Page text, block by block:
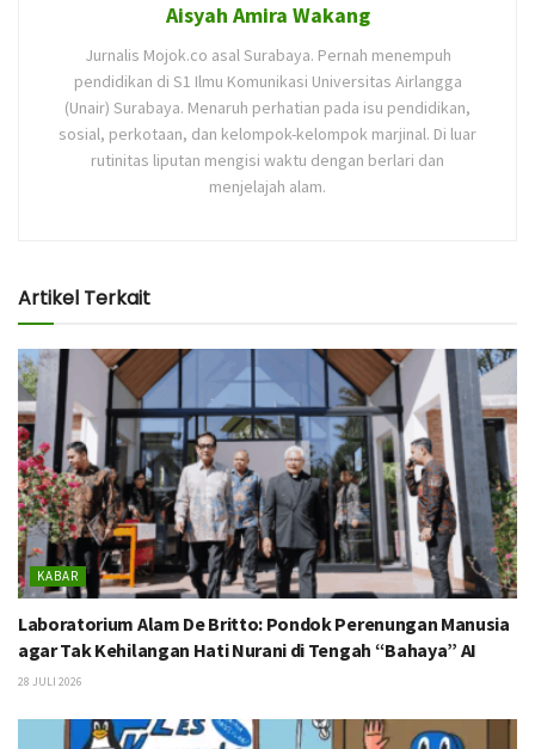
Aisyah Amira Wakang
Jurnalis Mojok.co asal Surabaya. Pernah menempuh
pendidikan di S1 Ilmu Komunikasi Universitas Airlangga
(Unair) Surabaya. Menaruh perhatian pada isu pendidikan,
sosial, perkotaan, dan kelompok-kelompok marjinal. Di luar
rutinitas liputan mengisi waktu dengan berlari dan
menjelajah alam.
Artikel Terkait
KABAR
Laboratorium Alam De Britto: Pondok Perenungan Manusia
agar Tak Kehilangan Hati Nurani di Tengah “Bahaya” AI
28 JULI 2026